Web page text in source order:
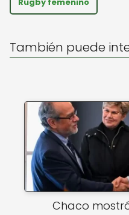
A
p
b
o
k
También puede
Chaco